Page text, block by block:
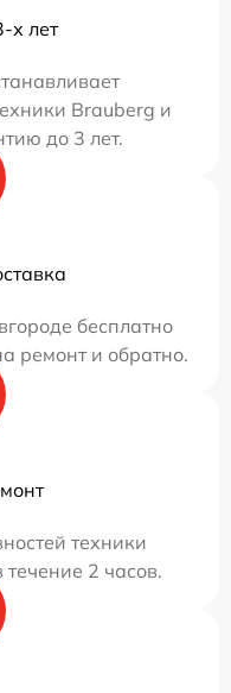
х лет
Brauberg и
до 3 лет.
бесплатно
ремонт и обратно.
техники
2 часов.